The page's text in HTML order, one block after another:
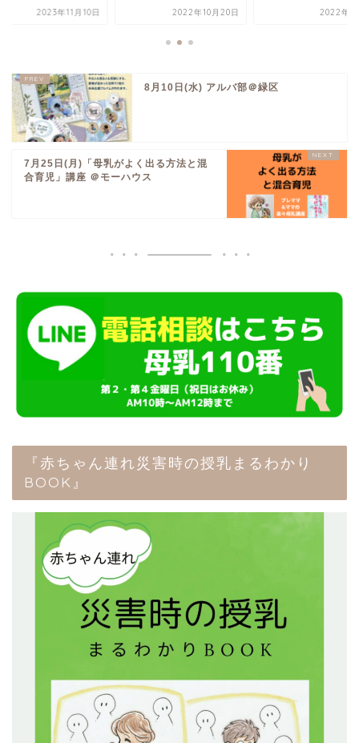
2023年11月10日 2022年10月20日 2022年3
8月10日(水) アルバ部＠緑区
7月25日(月)「母乳がよく出る方法と混
合育児」講座 ＠モーハウス
『赤ちゃん連れ災害時の授乳まるわかり
BOOK』